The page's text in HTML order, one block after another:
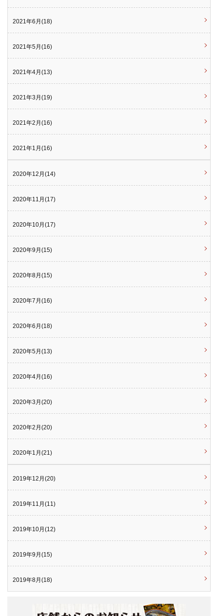
2021年6月(18)
2021年5月(16)
2021年4月(13)
2021年3月(19)
2021年2月(16)
2021年1月(16)
2020年12月(14)
2020年11月(17)
2020年10月(17)
2020年9月(15)
2020年8月(15)
2020年7月(16)
2020年6月(18)
2020年5月(13)
2020年4月(16)
2020年3月(20)
2020年2月(20)
2020年1月(21)
2019年12月(20)
2019年11月(11)
2019年10月(12)
2019年9月(15)
2019年8月(18)